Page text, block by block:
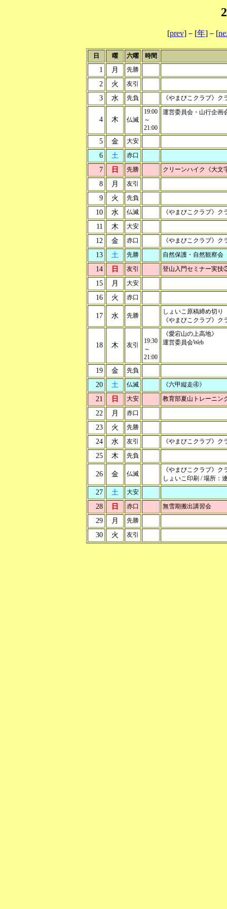
[prev]－[年]－[
日 曜 六曜 時間
1 月 先勝
2 火 友引
3 水 先負 《やまびこクラブ》ク
4 木 仏滅
19:00
～
21:00
運営委員会・山行企画
5 金 大安
6 土 赤口
7 日 先勝 クリーンハイク《大文
8 月 友引
9 火 先負
10 水 仏滅 《やまびこクラブ》ク
11 木 大安
12 金 赤口 《やまびこクラブ》ク
13 土 先勝 自然保護・自然観察会
14 日 友引 登山入門セミナー実
15 月 大安
16 火 赤口
17 水 先勝
しょいこ原稿締め切り
《やまびこクラブ》ク
18 木 友引
19:30
～
21:00
《愛宕山の上高地》
運営委員会Web
19 金 先負
20 土 仏滅 《六甲縦走④》
21 日 大安 教育部夏山トレーニ
22 月 赤口
23 火 先勝
24 水 友引 《やまびこクラブ》ク
25 木 先負
26 金 仏滅
《やまびこクラブ》ク
しょいこ印刷 / 場所：
27 土 大安
28 日 赤口 無雪期搬出講習会
29 月 先勝
30 火 友引